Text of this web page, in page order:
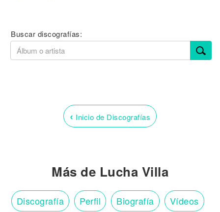
Buscar discografías:
‹ Inicio de Discografías
Más de Lucha Villa
Discografía Perfil Biografía Vídeos